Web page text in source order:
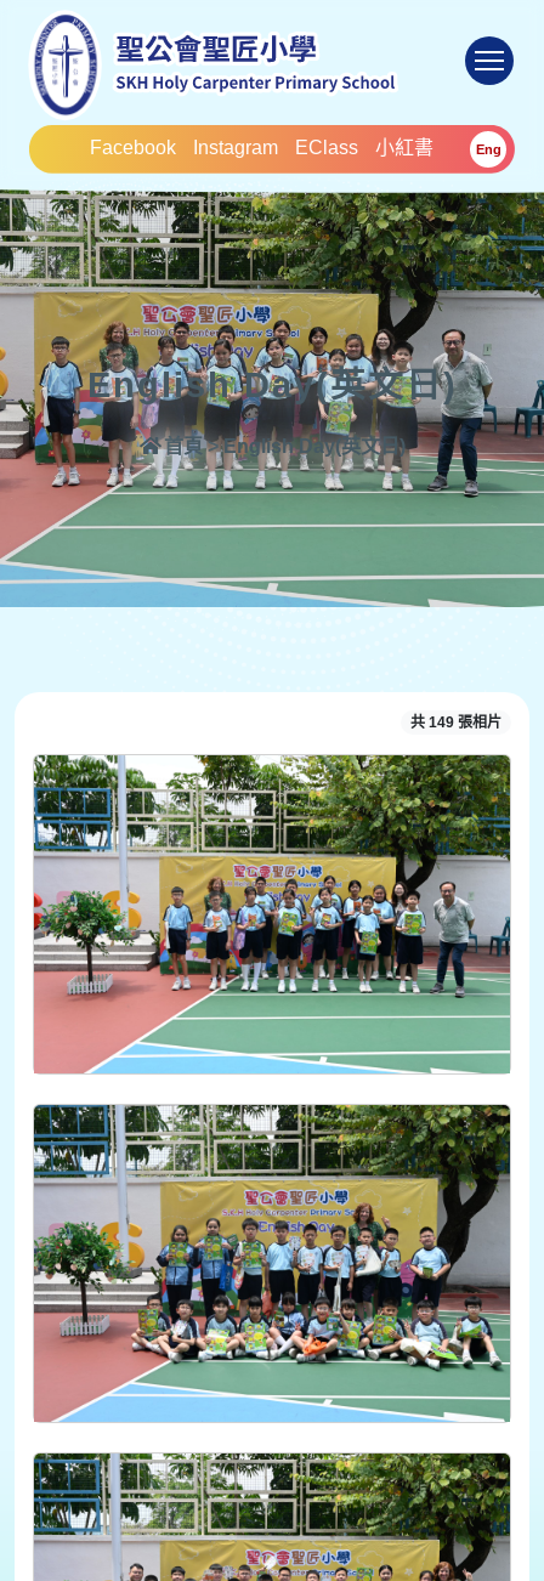
Facebook Instagram EClass 小紅書 Eng
English Day(英文日)
首頁 > English Day(英文日)
共 149 張相片